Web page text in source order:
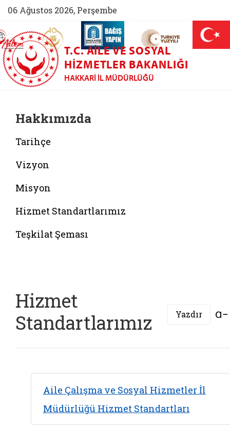
06 Ağustos 2026, Perşembe
(yeni sekmede açılır)
AİLEM İletişim Merkezi (yeni sekmede açılır)
Aile ve Nüfus On Yılı (yeni sekmede açılır)
Darülaceze bağış sayfası (yeni
T.C. AILE VE SOSYAL
HIZMETLER BAKANLIĞI
HAKKARI İL MÜDÜRLÜĞÜ
Hakkımızda
Tarihçe
Vizyon
Misyon
Hizmet Standartlarımız
Teşkilat Şeması
Hizmet
Standartlarımız
Yazdır
Aile Çalışma ve Sosyal Hizmetler İl
Müdürlüğü Hizmet Standartları